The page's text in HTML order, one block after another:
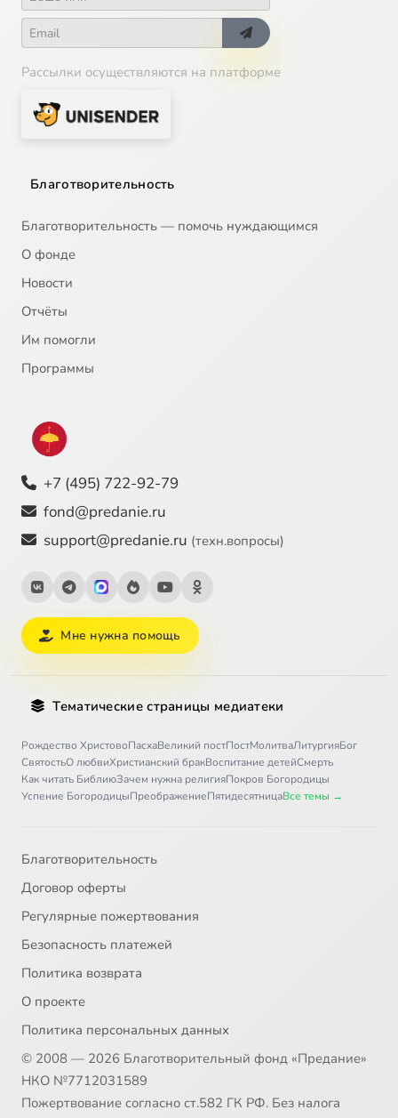
Рассылки осуществляются на платформе
Благотворительность
Благотворительность — помочь нуждающимся
О фонде
Новости
Отчёты
Им помогли
Программы
+7 (495) 722-92-79
fond@predanie.ru
support@predanie.ru (техн.вопросы)
Мне нужна помощь
Тематические страницы медиатеки
Рождество ХристовоПасхаВеликий постПостМолитваЛитургияБог
СвятостьО любвиХристианский бракВоспитание детейСмерть
Как читать БиблиюЗачем нужна религияПокров Богородицы
Успение БогородицыПреображениеПятидесятницаВсе темы →
Благотворительность
Договор оферты
Регулярные пожертвования
Безопасность платежей
Политика возврата
О проекте
Политика персональных данных
© 2008 — 2026 Благотворительный фонд «Предание»
НКО №7712031589
Пожертвование согласно ст.582 ГК РФ. Без налога